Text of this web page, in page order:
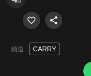
頻道 CARRY